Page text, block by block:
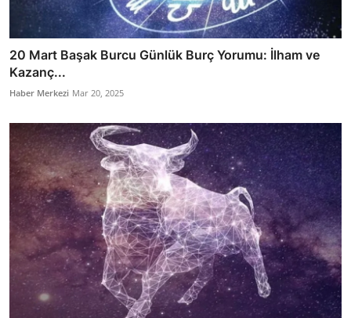
20 Mart Başak Burcu Günlük Burç Yorumu: İlham ve
Kazanç...
Haber Merkezi Mar 20, 2025